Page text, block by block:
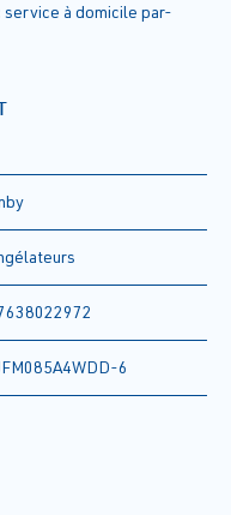
service à domicile par-
6